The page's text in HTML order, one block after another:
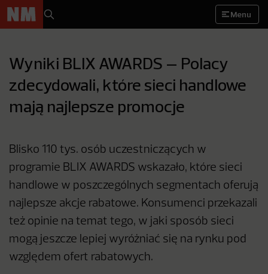
Menu
Wyniki BLIX AWARDS – Polacy
zdecydowali, które sieci handlowe
mają najlepsze promocje
Blisko 110 tys. osób uczestniczących w
programie BLIX AWARDS wskazało, które sieci
handlowe w poszczególnych segmentach oferują
najlepsze akcje rabatowe. Konsumenci przekazali
też opinie na temat tego, w jaki sposób sieci
mogą jeszcze lepiej wyróżniać się na rynku pod
względem ofert rabatowych.